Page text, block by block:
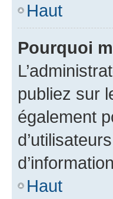
Haut
Pourquoi
publiez sur
également
Haut